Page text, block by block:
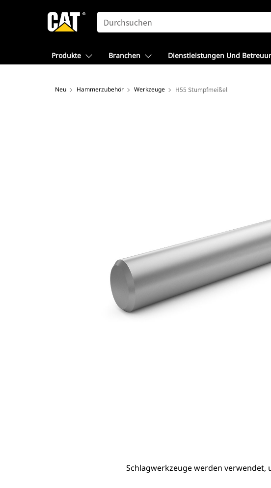
SEARCH
Produkte Branchen Dienstleistungen Und
Neu Hammerzubehör Werkzeuge H55 Stumpfmeißel
Schlagwerkzeuge werden verwendet,